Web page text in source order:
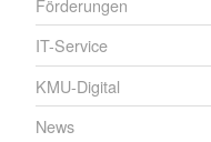
Förderungen
IT-Service
KMU-Digital
News